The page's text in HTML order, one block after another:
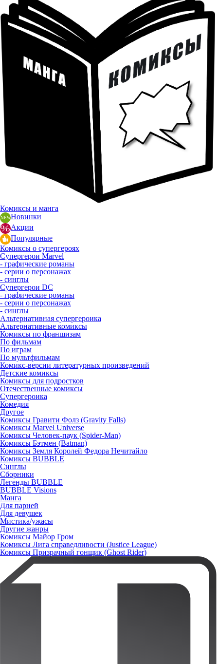
Комиксы и манга
Новинки
Акции
Популярные
Комиксы о супергероях
Супергерои Marvel
- графические романы
- серии о персонажах
- синглы
Супергерои DC
- графические романы
- серии о персонажах
- синглы
Альтернативная супергероика
Альтернативные комиксы
Комиксы по франшизам
По фильмам
По играм
По мультфильмам
Комикс-версии литературных произведений
Детские комиксы
Комиксы для подростков
Отечественные комиксы
Супергероика
Комедия
Другое
Комиксы Гравити Фолз (Gravity Falls)
Комиксы Marvel Universe
Комиксы Человек-паук (Spider-Man)
Комиксы Бэтмен (Batman)
Комиксы Земля Королей Федора Нечитайло
Комиксы BUBBLE
Синглы
Сборники
Легенды BUBBLE
BUBBLE Visions
Манга
Для парней
Для девушек
Мистика/ужасы
Другие жанры
Комиксы Майор Гром
Комиксы Лига справедливости (Justice League)
Комиксы Призрачный гонщик (Ghost Rider)